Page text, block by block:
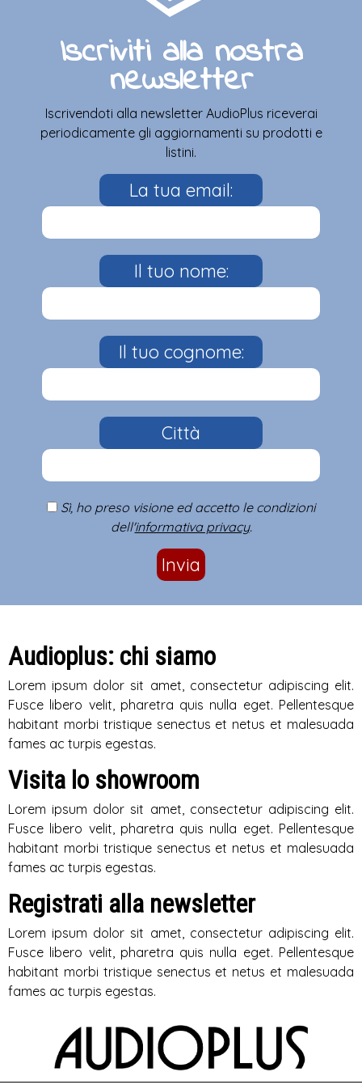
Iscriviti alla nostra
newsletter
Iscrivendoti alla newsletter AudioPlus riceverai
periodicamente gli aggiornamenti su prodotti e
listini.
La tua email:
Il tuo nome:
Il tuo cognome:
Città
Sì, ho preso visione ed accetto le condizioni
dell'informativa privacy.
Invia
Audioplus: chi siamo
Lorem ipsum dolor sit amet, consectetur adipiscing elit.
Fusce libero velit, pharetra quis nulla eget. Pellentesque
habitant morbi tristique senectus et netus et malesuada
fames ac turpis egestas.
Visita lo showroom
Lorem ipsum dolor sit amet, consectetur adipiscing elit.
Fusce libero velit, pharetra quis nulla eget. Pellentesque
habitant morbi tristique senectus et netus et malesuada
fames ac turpis egestas.
Registrati alla newsletter
Lorem ipsum dolor sit amet, consectetur adipiscing elit.
Fusce libero velit, pharetra quis nulla eget. Pellentesque
habitant morbi tristique senectus et netus et malesuada
fames ac turpis egestas.